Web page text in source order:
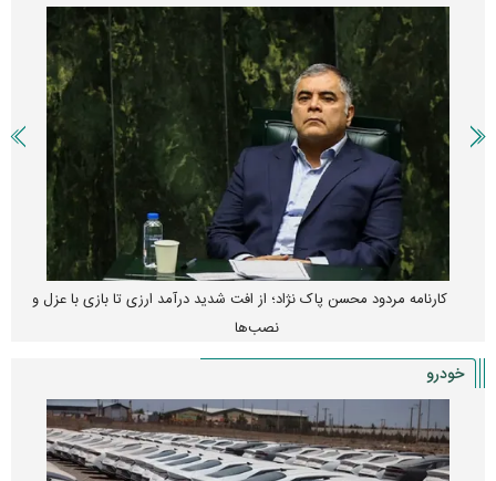
کارنامه مردود محسن پاک‌ نژاد؛ از افت شدید درآمد ارزی تا بازی با عزل و
نصب‌ها
خودرو